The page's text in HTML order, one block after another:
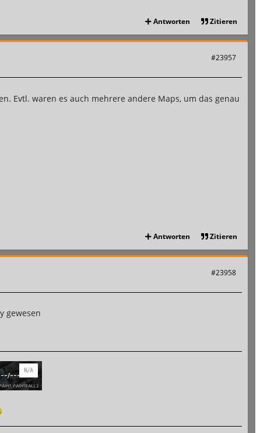
Antworten Zitieren
#23957
Evtl. waren es auch mehrere andere Maps, um das genau
Antworten Zitieren
#23958
gewesen